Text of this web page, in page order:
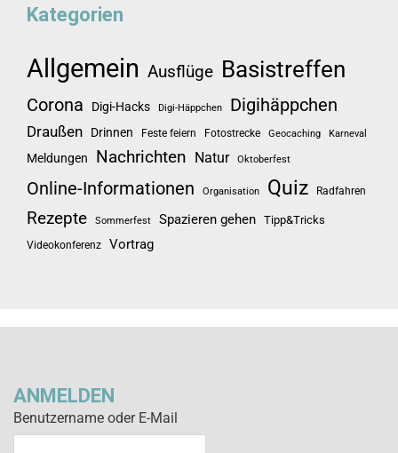
Kategorien
Allgemein Ausflüge Basistreffen
Corona Digi-Hacks Digi-Häppchen Digihäppchen
Draußen Drinnen Feste feiern Fotostrecke Geocaching Karneval
Meldungen Nachrichten Natur Oktoberfest
Online-Informationen Organisation Quiz Radfahren
Rezepte Sommerfest Spazieren gehen Tipp&Tricks
Videokonferenz Vortrag
ANMELDEN
Benutzername oder E-Mail